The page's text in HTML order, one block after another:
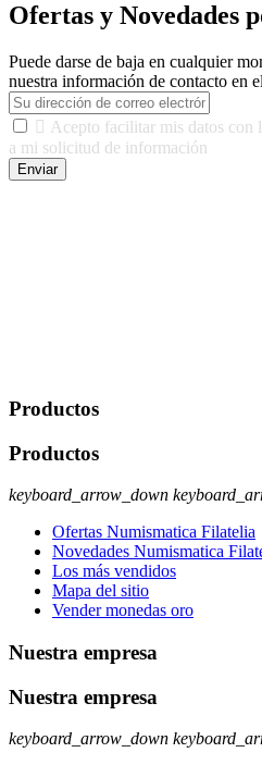
Ofertas y Novedades
Puede darse de baja en cualquier
nuestra información de contacto en
 Acepto facilitar mis datos con
a mi solicitud de información
Enviar
Productos
Productos
keyboard_arrow_down
Ofertas Numismatica Filatelia
Novedades Numismatica
Los más vendidos
Mapa del sitio
Vender monedas oro
Nuestra empresa
Nuestra empresa
keyboard_arrow_down